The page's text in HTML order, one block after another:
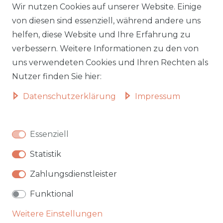
Lieferzeiten
Zahlungsarten
Widerrufsformular
Informationen zu Elektro-
Impressum
AGB
Datenschutz
Vertrag widerrufen
Autobetten
Hochbetten
Badmöbel
Garten & Outdoor
Wir nutzen Cookies auf unserer Website. Einige
von diesen sind essenziell, während andere uns
helfen, diese Website und Ihre Erfahrung zu
verbessern. Weitere Informationen zu den von
uns verwendeten Cookies und Ihren Rechten als
Nutzer finden Sie hier:
Daten­schutz­erklärung Impressum
Essenziell
Statistik
Zahlungsdienstleister
Funktional
Weitere Einstellungen